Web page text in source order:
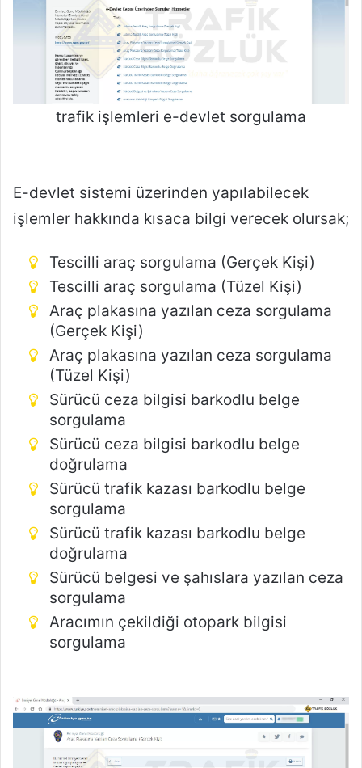
trafik işlemleri e-devlet sorgulama
E-devlet sistemi üzerinden yapılabilecek
işlemler hakkında kısaca bilgi verecek olursak;
Tescilli araç sorgulama (Gerçek Kişi)
Tescilli araç sorgulama (Tüzel Kişi)
Araç plakasına yazılan ceza sorgulama
(Gerçek Kişi)
Araç plakasına yazılan ceza sorgulama
(Tüzel Kişi)
Sürücü ceza bilgisi barkodlu belge
sorgulama
Sürücü ceza bilgisi barkodlu belge
doğrulama
Sürücü trafik kazası barkodlu belge
sorgulama
Sürücü trafik kazası barkodlu belge
doğrulama
Sürücü belgesi ve şahıslara yazılan ceza
sorgulama
Aracımın çekildiği otopark bilgisi
sorgulama